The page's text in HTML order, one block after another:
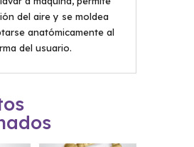
del aire y se moldea
anatómicamente al
del usuario.